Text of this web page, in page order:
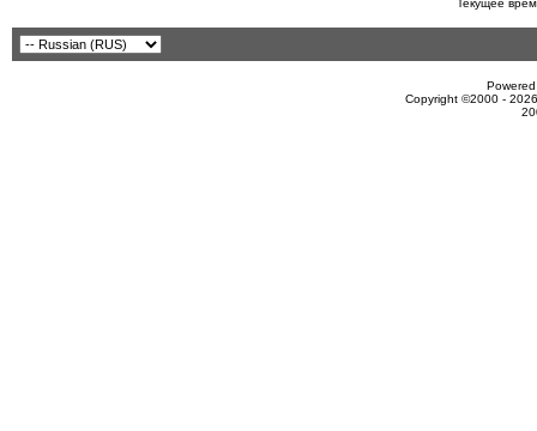
Текущее
Copyright ©2000 -